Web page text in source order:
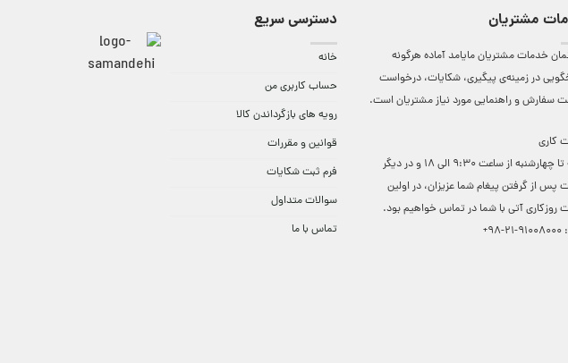
مشتریان
خدمات مشتریان مایامد آماده هرگونه
در زمینه‌ی پیگیری، شکایات، درخواست
سفارش و راهنمایی مورد نیاز مشتریان است.
کاری
شنبه تا چهارشنبه از ساعت 9:30 الی 18 و در دیگر
‌پس از گرفتن پیغام شما عزیزان، در اولین
روزکاری آتی با شما در تماس خواهیم بود.
91008000-21-98+
دسترسی سریع
خانه
حساب کاربری من
رویه های بازگرداندن کالا
قوانین و مقررات
فرم ثبت شکایات
سوالات متداول
تماس با ما